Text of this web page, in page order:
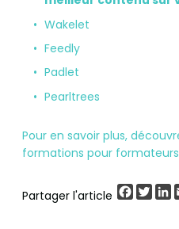
Wakelet
Feedly
Padlet
Pearltrees
Pour en savoir plus,
formations pour
Partager l'article